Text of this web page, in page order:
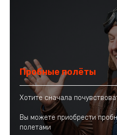
Пробные полёты
Хотите сначала
Вы можете приобрести
полетами